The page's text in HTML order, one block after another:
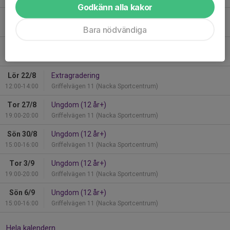
Mån 17/8 Sommarträning (Söder)
Åsögatan 153
Lör 22/8
12:00-14:00
Extragradering
Griffelvägen 11 (Nacka Sportcentrum)
Tor 27/8
19:00-20:00
Ungdom (12 år+)
Griffelvägen 11 (Nacka Sportcentrum)
Sön 30/8
15:00-16:00
Ungdom (12 år+)
Griffelvägen 11 (Nacka Sportcentrum)
Tor 3/9
19:00-20:00
Ungdom (12 år+)
Griffelvägen 11 (Nacka Sportcentrum)
Sön 6/9
15:00-16:00
Ungdom (12 år+)
Griffelvägen 11 (Nacka Sportcentrum)
Hela kalendern
Godkänn alla kakor
Bara nödvändiga